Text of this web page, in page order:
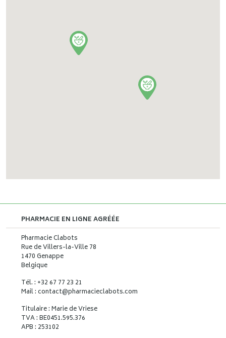
PHARMACIE EN LIGNE AGRÉÉE
Pharmacie Clabots
Rue de Villers-la-Ville 78
1470 Genappe
Belgique
Tél. : +32 67 77 23 21
Mail : contact@pharmacieclabots.com
Titulaire : Marie de Vriese
TVA : BE0451.595.376
APB : 253102